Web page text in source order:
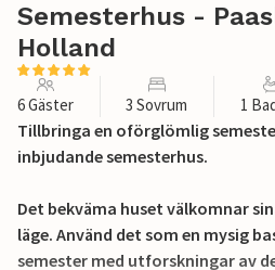
Semesterhus -
Holland
6 Gäster 3 Sovrum 1
Tillbringa en oförglömlig
inbjudande semesterhus.
Det bekväma huset välkomnar
läge. Använd det som en mysig
semester med utforskningar av